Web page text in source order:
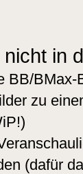
in
BB/BMax-
zu
(dafür